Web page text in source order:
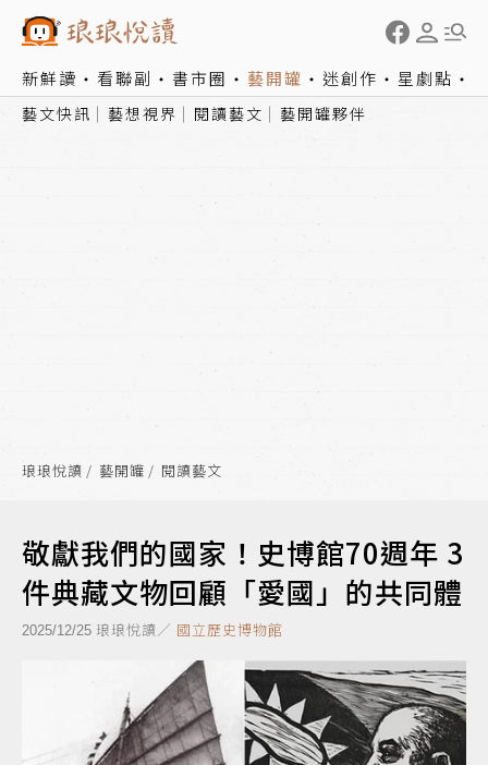
新鮮讀 看聯副 書市圈 藝開罐 迷創作 星劇點
藝文快訊 藝想視界 閱讀藝文 藝開罐夥伴
琅琅悅讀 藝開罐 閱讀藝文
敬獻我們的國家！史博館70週年 3
件典藏文物回顧「愛國」的共同體
2025/12/25 琅琅悅讀／ 國立歷史博物館